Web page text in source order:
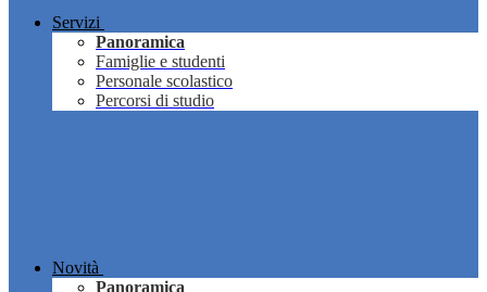
Servizi
Panoramica
Famiglie e studenti
Personale scolastico
Percorsi di studio
Novità
Panoramica